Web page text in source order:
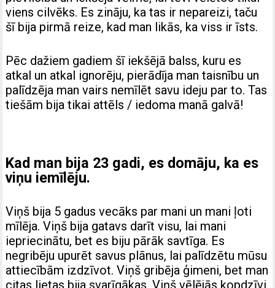
viens cilvēks. Es zināju, ka tas ir nepareizi, taču
šī bija pirmā reize, kad man likās, ka viss ir īsts.
Pēc dažiem gadiem šī iekšējā balss, kuru es
atkal un atkal ignorēju, pierādīja man taisnību un
palīdzēja man vairs nemīlēt savu ideju par to. Tas
tiešām bija tikai attēls / iedoma manā galvā!
Kad man bija 23 gadi, es domāju, ka es
viņu iemīlēju.
Viņš bija 5 gadus vecāks par mani un mani ļoti
mīlēja. Viņš bija gatavs darīt visu, lai mani
iepriecinātu, bet es biju pārāk savtīga. Es
negribēju upurēt savus plānus, lai palīdzētu mūsu
attiecībām izdzīvot. Viņš gribēja ģimeni, bet man